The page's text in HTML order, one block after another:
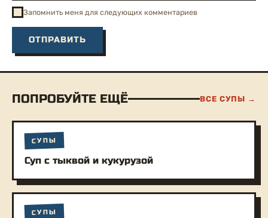
Запомнить меня для следующих комментариев
ПОПРОБУЙТЕ ЕЩЁ ВСЕ СУПЫ →
СУПЫ
Суп с тыквой и кукурузой
СУПЫ